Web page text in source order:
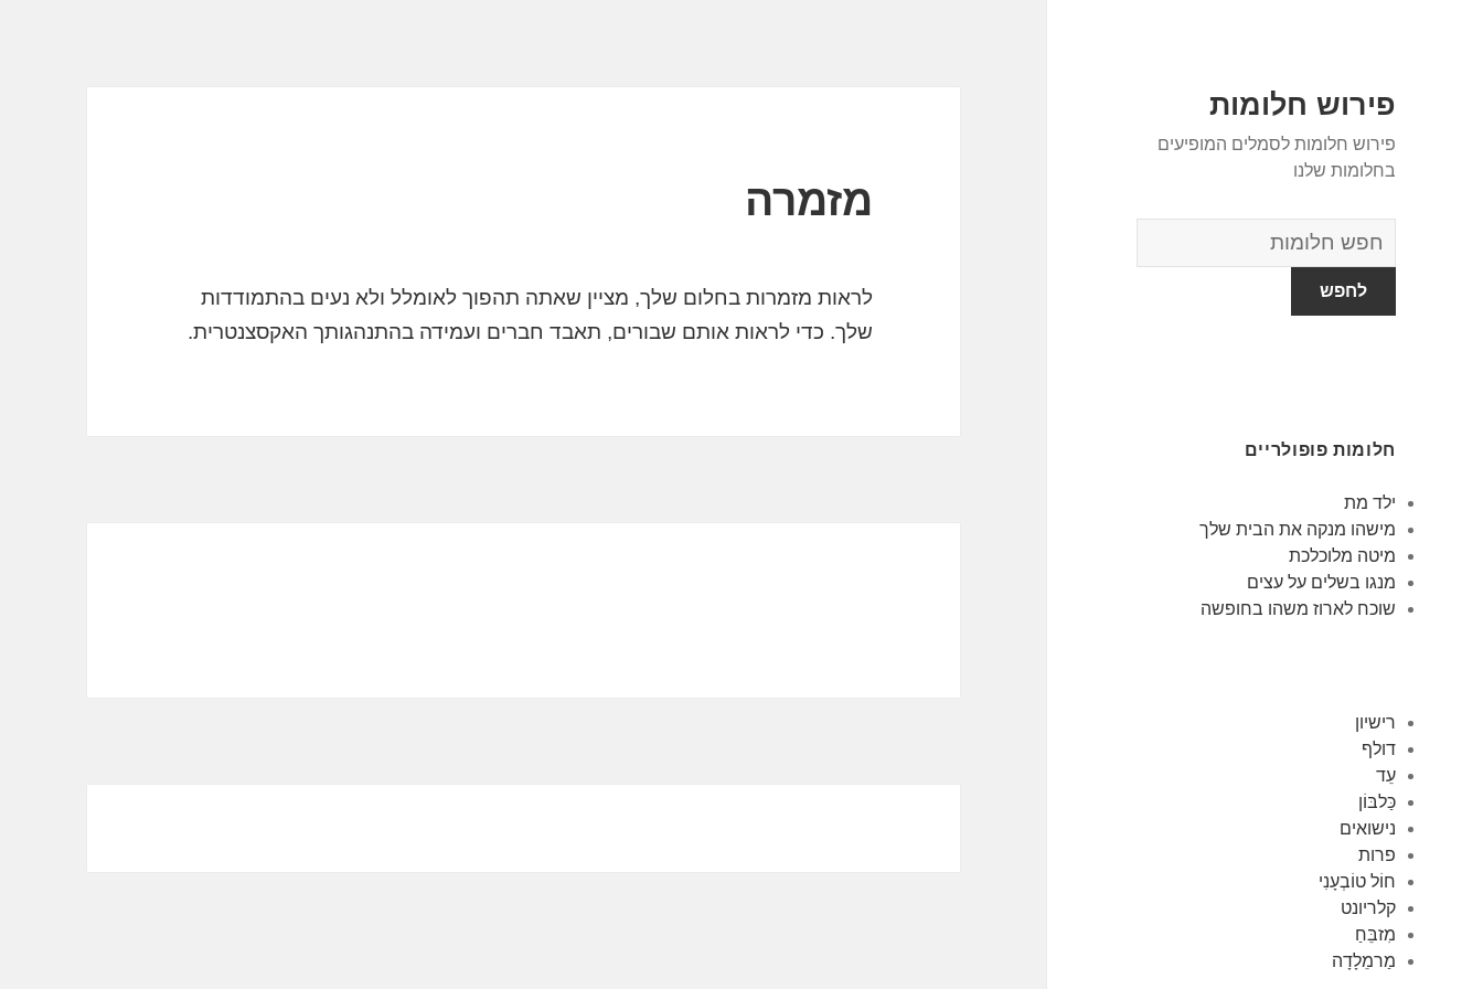
פירוש חלומות
פירוש חלומות לסמלים המופיעים
בחלומות שלנו
מילון
החלומות
חלומות פופולריים
ילד מת
מישהו מנקה את הבית שלך
מיטה מלוכלכת
מנגו בשלים על עצים
שוכח לארוז משהו בחופשה
רישיון
דולף
עֵד
כַּלבּוֹן
נישואים
פרות
חוֹל טוֹבְעָנִי
קלריונט
מִזבֵּחַ
מַרמֵלָדָה
מזמרה
לראות מזמרות בחלום שלך, מציין שאתה תהפוך לאומלל ולא נעים בהתמודדות
שלך. כדי לראות אותם שבורים, תאבד חברים ועמידה בהתנהגותך האקסצנטרית.